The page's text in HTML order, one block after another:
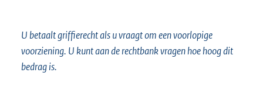
U betaalt griffierecht als u vraagt om een voorlopige
voorziening. U kunt aan de rechtbank vragen hoe hoog dit
bedrag is.